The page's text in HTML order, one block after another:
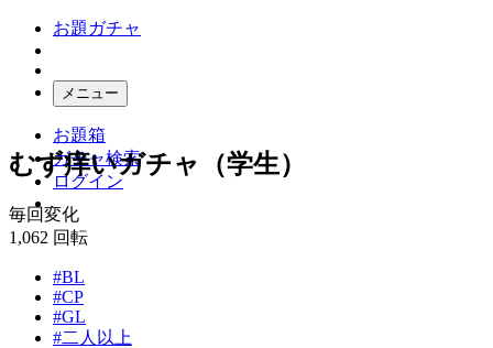
お題ガチャ
メニュー
お題箱
ガチャ検索
ログイン
むず痒いガチャ（学生）
毎回変化
1,062 回転
#BL
#CP
#GL
#二人以上